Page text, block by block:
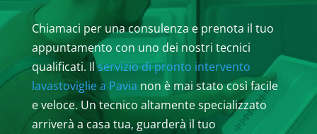
Chiamaci per una consulenza e prenota il tuo
appuntamento con uno dei nostri tecnici
qualificati. Ilservizio di pronto intervento
lavastoviglie a Pavia non è mai stato così facile
e veloce. Un tecnico altamente specializzato
arriverà a casa tua, guarderà il tuo